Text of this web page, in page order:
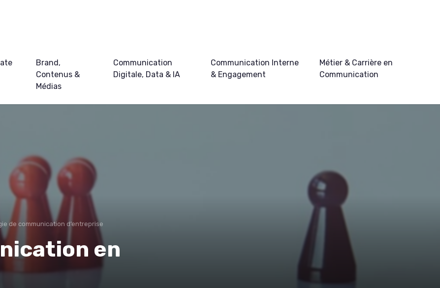
Brand,
Contenus &
Médias
Communication
Digitale, Data & IA
Communication Interne
& Engagement
Métier & Carrière en
Communication
de communication d’entreprise
en